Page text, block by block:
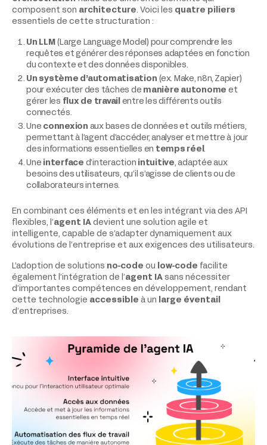
composent son architecture. Voici les quatre piliers
essentiels de cette structuration :
Un LLM (Large Language Model) pour comprendre les
requêtes et générer des réponses adaptées en fonction
du contexte et des données disponibles.
Un système d’automatisation (ex. Make, n8n, Zapier)
pour exécuter des tâches de manière autonome et
gérer les flux de travail entre les différents outils
connectés.
Une connexion aux bases de données et outils métiers,
permettant à l’agent d’accéder, analyser et mettre à jour
des informations essentielles en temps réel.
Une interface d’interaction intuitive, adaptée aux
besoins des utilisateurs, qu’il s’agisse de clients ou de
collaborateurs internes.
En combinant ces éléments et en les intégrant via des API
flexibles, l’agent IA devient une solution agile et
intelligente, capable de s’adapter dynamiquement aux
évolutions de l’entreprise et aux exigences des utilisateurs.
L’adoption de solutions no-code ou low-code facilite
également l’intégration de l’agent IA sans nécessiter
d’importantes compétences en développement, rendant
cette technologie accessible à un
large éventail
d’entreprises.